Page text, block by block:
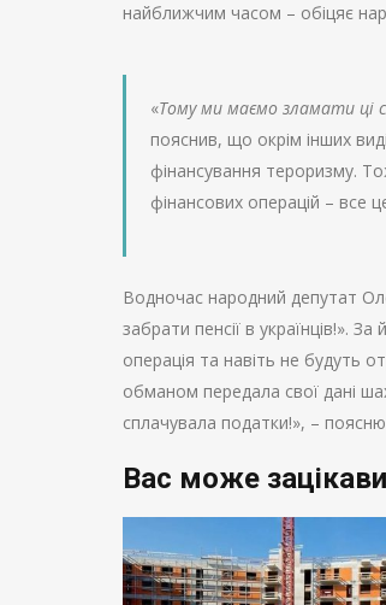
найближчим часом – обіцяє
«Тому ми маємо зламати ці
пояснив, що окрім інших
фінансування тероризму.
фінансових операцій – все
Водночас народний депутат
забрати пенсії в українців!».
операція та навіть не
обманом передала свої дані
сплачувала податки!», –
Вас може